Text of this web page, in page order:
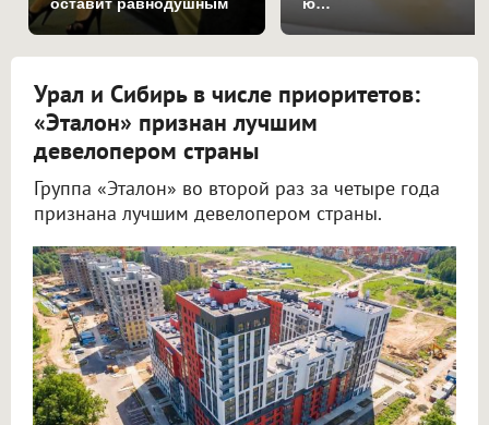
оставит равнодушным ю…
Урал и Сибирь в числе приоритетов:
«Эталон» признан лучшим
девелопером страны
Группа «Эталон» во второй раз за четыре года
признана лучшим девелопером страны.